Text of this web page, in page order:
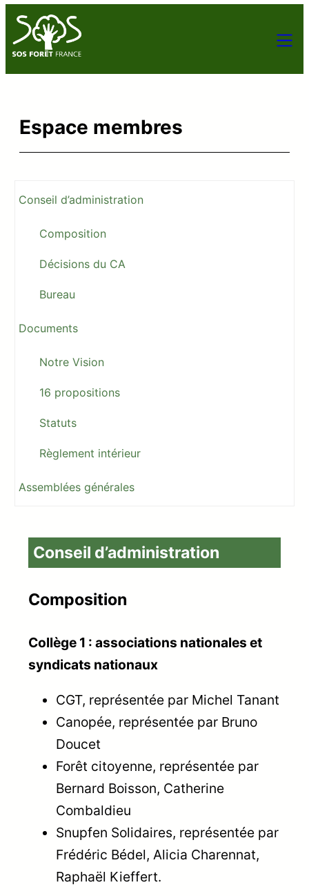
Espace membres
Conseil d’administration
Composition
Décisions du CA
Bureau
Documents
Notre Vision
16 propositions
Statuts
Règlement intérieur
Assemblées générales
Conseil d’administration
Composition
Collège 1 : associations nationales et
syndicats nationaux
CGT, représentée par Michel Tanant
Canopée, représentée par Bruno
Doucet
Forêt citoyenne, représentée par
Bernard Boisson, Catherine
Combaldieu
Snupfen Solidaires, représentée par
Frédéric Bédel, Alicia Charennat,
Raphaël Kieffert.